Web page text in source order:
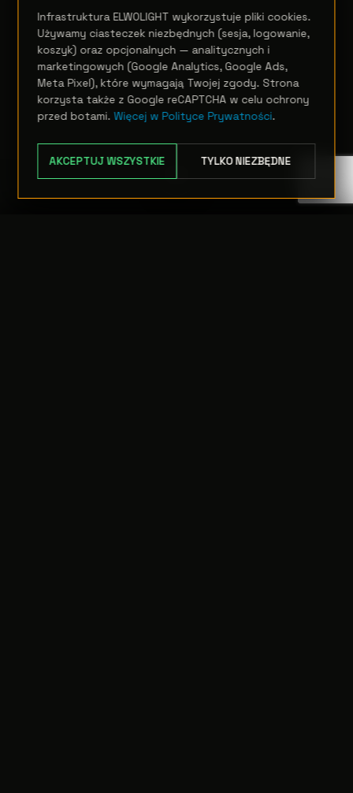
Infrastruktura ELWOLIGHT wykorzystuje pliki cookies.
Używamy ciasteczek niezbędnych (sesja, logowanie,
koszyk) oraz opcjonalnych — analitycznych i
marketingowych (Google Analytics, Google Ads,
Meta Pixel), które wymagają Twojej zgody. Strona
korzysta także z Google reCAPTCHA w celu ochrony
przed botami.Więcej w Polityce Prywatności.
AKCEPTUJ WSZYSTKIE TYLKO NIEZBĘDNE